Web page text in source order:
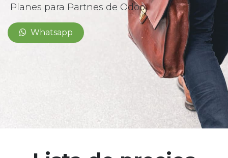
Planes para Partnes de Odoo
Whatsapp